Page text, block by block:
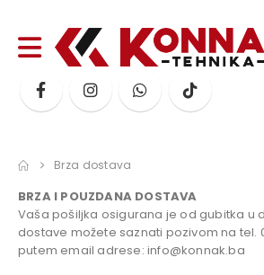
Brza dostava
BRZA I POUZDANA DOSTAVA
Vaša pošiljka osigurana je od gubitka u
dostave možete saznati pozivom na tel.
putem email adrese: info@konnak.ba